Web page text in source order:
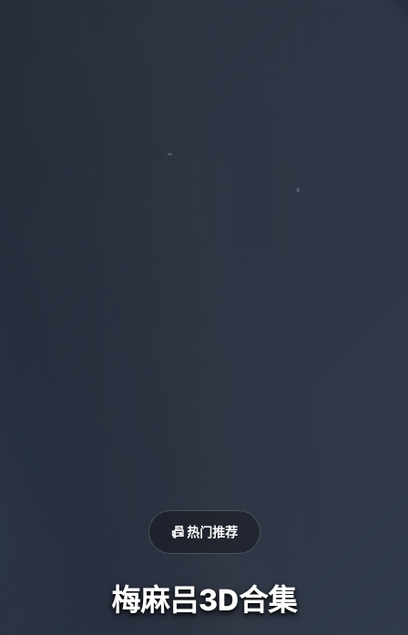
📠 热门推荐
梅麻吕3D合集